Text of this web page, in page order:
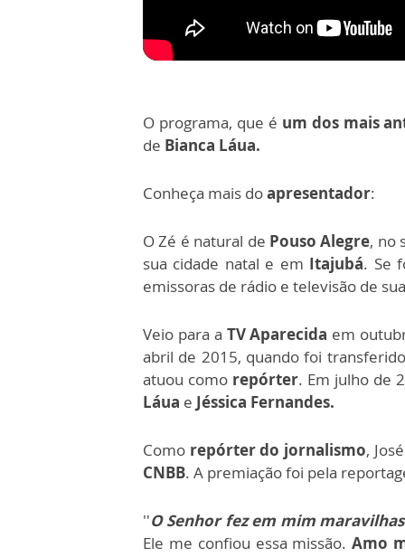
O programa, que é um dos mais
de Bianca Láua.
Conheça mais doapresentador:
O Zé é natural de Pouso Alegre, no
sua cidade natal e em Itajubá. Se
emissoras de rádio e televisão de
Veio para a TV Aparecida em
abril de 2015, quando foi
atuou como repórter. Em julho de
Láua e Jéssica Fernandes.
Como repórter do jornalismo,
CNBB. A premiação foi pela
''O Senhor fez em mim
Ele me confiou essa missão.Amo